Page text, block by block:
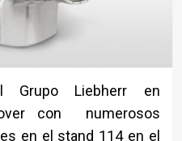
Grupo Liebherr en
con numerosos
en el stand 114 en el